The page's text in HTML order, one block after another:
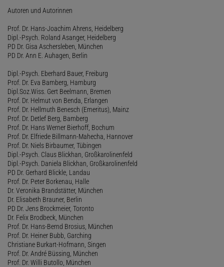
Autoren und Autorinnen
Prof. Dr. Hans-Joachim Ahrens, Heidelberg
Dipl.-Psych. Roland Asanger, Heidelberg
PD Dr. Gisa Aschersleben, München
PD Dr. Ann E. Auhagen, Berlin
Dipl.-Psych. Eberhard Bauer, Freiburg
Prof. Dr. Eva Bamberg, Hamburg
Dipl.Soz.Wiss. Gert Beelmann, Bremen
Prof. Dr. Helmut von Benda, Erlangen
Prof. Dr. Hellmuth Benesch (Emeritus), Mainz
Prof. Dr. Detlef Berg, Bamberg
Prof. Dr. Hans Werner Bierhoff, Bochum
Prof. Dr. Elfriede Billmann-Mahecha, Hannover
Prof. Dr. Niels Birbaumer, Tübingen
Dipl.-Psych. Claus Blickhan, Großkarolinenfeld
Dipl.-Psych. Daniela Blickhan, Großkarolinenfeld
PD Dr. Gerhard Blickle, Landau
Prof. Dr. Peter Borkenau, Halle
Dr. Veronika Brandstätter, München
Dr. Elisabeth Brauner, Berlin
PD Dr. Jens Brockmeier, Toronto
Dr. Felix Brodbeck, München
Prof. Dr. Hans-Bernd Brosius, München
Prof. Dr. Heiner Bubb, Garching
Christiane Burkart-Hofmann, Singen
Prof. Dr. André Büssing, München
Prof. Dr. Willi Butollo, München